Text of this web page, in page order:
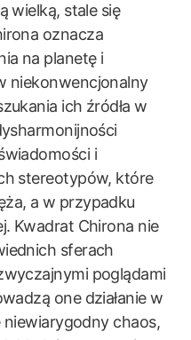
wielką, stale się
oznacza
na planetę i
niekonwencjonalny
ich źródła w
i
stereotypów, które
a w przypadku
Kwadrat Chirona nie
sferach
poglądami
one działanie w
niewiarygodny chaos,